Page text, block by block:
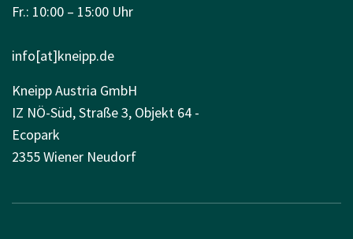
Fr.: 10:00 – 15:00 Uhr
info[at]kneipp.de
Kneipp Austria GmbH
IZ NÖ-Süd, Straße 3, Objekt 64 -
Ecopark
2355 Wiener Neudorf